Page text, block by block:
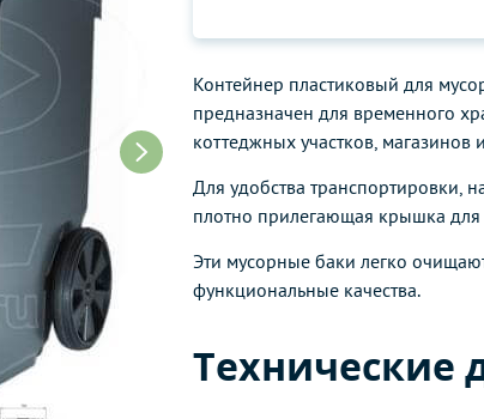
Контейнер пластиковый для
предназначен для временного
коттеджных участков, магазинов
Для удобства транспортировки,
плотно прилегающая крышка для
Эти мусорные баки легко
функциональные качества.
Технические